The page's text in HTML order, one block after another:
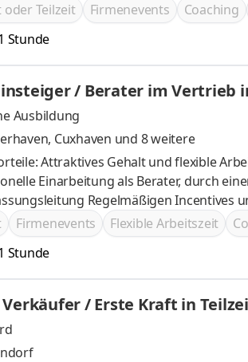
oder Teilzeit
Firmenevents Coaching
Stunde
/ Berater im Vertrieb
Ausbildung
, Cuxhaven und 8 weitere
Gehalt und flexible Arbeitszeiten Lockere Arbeitsatmosphäre und ein
Einarbeitung als Berater, durch einen persönlichen Trainer
Niederlassungsleitung Regelmäßigen
Firmenevents Flexible Arbeitszeit
Stunde
/ Erste Kraft in